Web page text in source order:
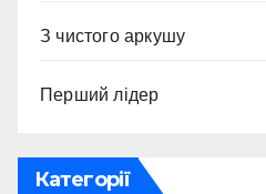
З чистого аркушу
Перший лідер
Категорії